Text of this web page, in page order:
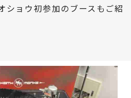
スクリエーション)
オーディオ)
ョウ初参加のブースもご紹